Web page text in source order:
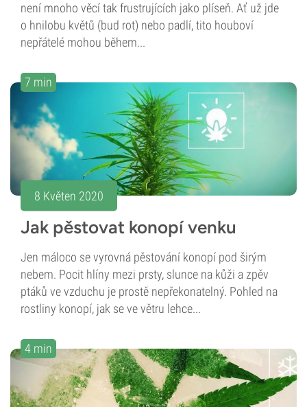
není mnoho věcí tak frustrujících jako plíseň. Ať už jde
o hnilobu květů (bud rot) nebo padlí, tito houboví
nepřátelé mohou během...
7 min
8 Květen 2020
Jak pěstovat konopí venku
Jen máloco se vyrovná pěstování konopí pod širým
nebem. Pocit hlíny mezi prsty, slunce na kůži a zpěv
ptáků ve vzduchu je prostě nepřekonatelný. Pohled na
rostliny konopí, jak se ve větru lehce...
4 min